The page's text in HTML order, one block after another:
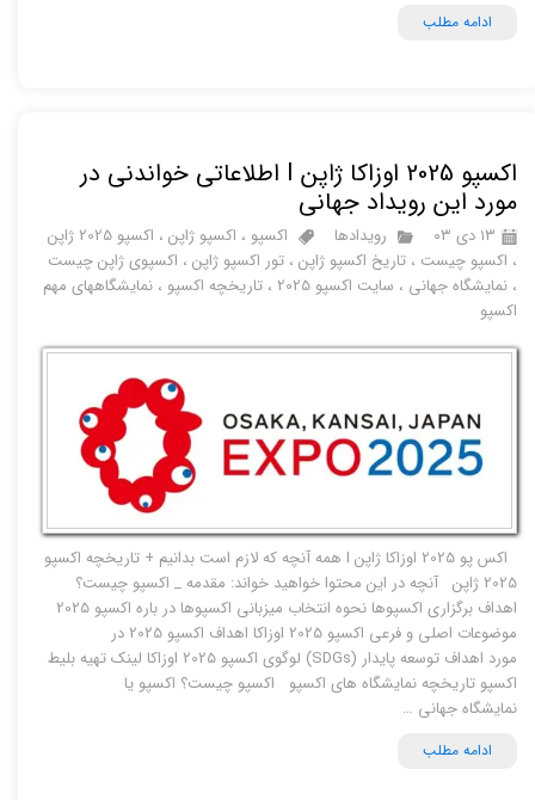
ادامه مطلب
اکسپو 2025 اوزاکا ژاپن I اطلاعاتی خواندنی در
مورد این رویداد جهانی
۱۳ دی ۰۳ رویدادها اکسپو ، اکسپو ژاپن ، اکسپو 2025 ژاپن
، اکسپو چیست ،تاریخ اکسپو ژاپن ،تور اکسپو ژاپن ، اکسپوی ژاپن چیست
،نمایشگاه جهانی ، سایت اکسپو 2025 ،تاریخچه اکسپو ،نمایشگاههای مهم
اکسپو
اکس پو 2025 اوزاکا ژاپن I همه آنچه که لازم است بدانیم + تاریخچه اکسپو
2025 ژاپن آنچه در این محتوا خواهید خواند: مقدمه _ اکسپو چیست؟
اهداف برگزاری اکسپوها نحوه انتخاب میزبانی اکسپوها در باره اکسپو 2025
موضوعات اصلی و فرعی اکسپو 2025 اوزاکا اهداف اکسپو ​2025 در
مورد اهداف توسعه پایدار (SDGs) لوگوی اکسپو 2025 اوزاکا لینک تهیه بلیط
اکسپو تاریخچه نمایشگاه های اکسپو اکسپو چیست؟ اکسپو یا
نمایشگاه جهانی …
ادامه مطلب